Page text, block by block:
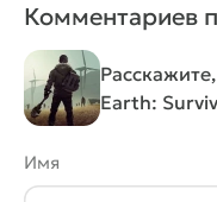
Комментариев
Earth:
Имя